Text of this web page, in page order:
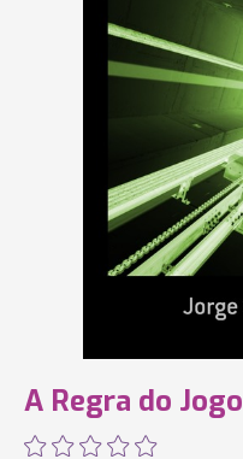
A Regra do Jogo